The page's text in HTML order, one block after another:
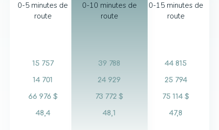
0-5 minutes de
route
15 757
14 701
66 976 $
48,4
0-10 minutes de
route
39 788
24 929
73 772 $
48,1
0-15 minutes de
route
44 815
25 794
75 114 $
47,8